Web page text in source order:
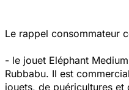
Le rappel consommateur
- le jouet Eléphant
Rubbabu. Il est
jouets, de puéricultures